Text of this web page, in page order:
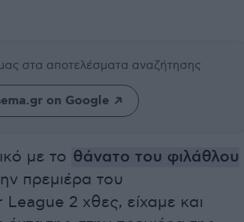
στα αποτελέσματα αναζήτησης
on Google
με το θάνατο του φιλάθλου
πρεμιέρα του
2 χθες, είχαμε και